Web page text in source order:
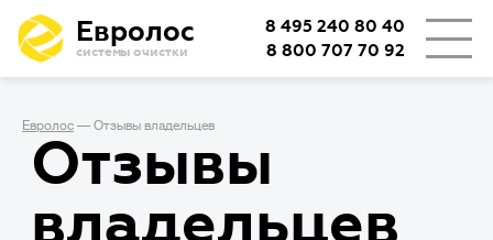
Евролос
системы очистки
8 495 240 80 40
8 800 707 70 92
Евролос — Отзывы владельцев
Отзывы
владельцев
🏡
Сезонноепроживание (дача или дом